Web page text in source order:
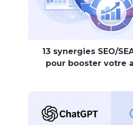
13 synergies SEO/
pour booster votre